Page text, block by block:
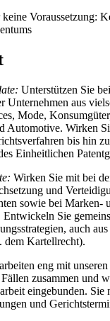
Voraussetzung:
Unterstützen Sie
Unternehmen aus
Mode,
Automotive. Wirken
bis hin
Einheitlichen
Wirken Sie mit bei
und
sowie bei Marken-
Entwickeln Sie
auch aus
dem Kartellrecht).
eng mit
zusammen und
eingebunden. Sie
und